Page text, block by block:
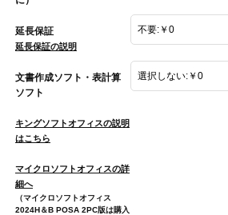
延長保証
延長保証の説明
文書作成ソフト・表計算
ソフト
キングソフトオフィスの説明
はこちら
マイクロソフトオフィスの詳
細へ
（マイクロソフトオフィス
2024H＆B POSA 2PC版は購入